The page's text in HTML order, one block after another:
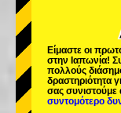
Τόκιο
Τόκιο
Τόκιο Σιμπούγια
Τόκιο
Είμαστε οι
στην Ιαπωνία!
πολλούς
δραστηριότητα
σας
συντομότερο